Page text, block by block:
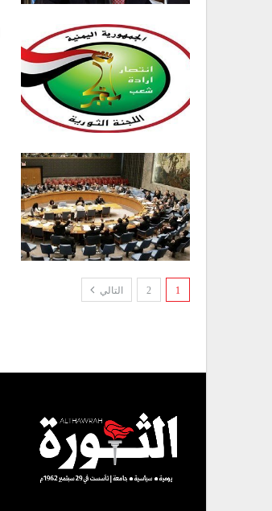
1
2 التالي